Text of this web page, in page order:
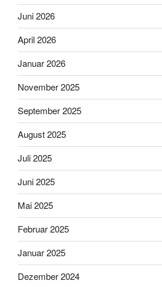
Juni 2026
April 2026
Januar 2026
November 2025
September 2025
August 2025
Juli 2025
Juni 2025
Mai 2025
Februar 2025
Januar 2025
Dezember 2024